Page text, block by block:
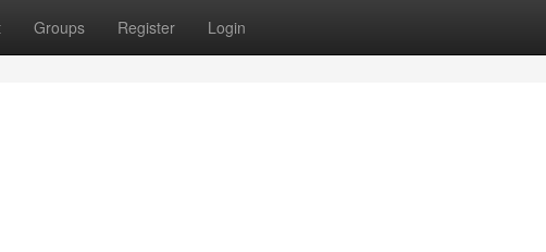
Groups Register Login